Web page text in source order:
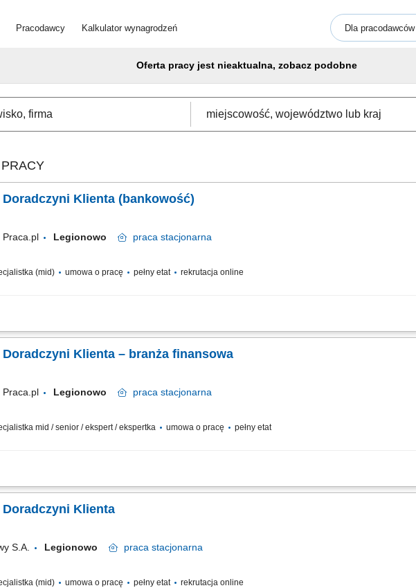
Pracodawcy Kalkulator wynagrodzeń Dla pracodawców
Oferta pracy jest nieaktualna, zobacz podobne
Doradczyni Klienta (bankowość)
Praca.pl Legionowo praca stacjonarna
(mid) umowa o pracę pełny etat rekrutacja online
utrzymywanie dobrych relacji z klientami; realizacja celów sprzedażowych; dbałość o wysoką jakość
Doradczyni Klienta – branża finansowa
Praca.pl Legionowo praca stacjonarna
mid / senior / ekspert / ekspertka umowa o pracę pełny etat
klientów i budowanie z nimi długofalowych relacji. Diagnozowanie potrzeb klientów i
Doradczyni Klienta
S.A. Legionowo praca stacjonarna
(mid) umowa o pracę pełny etat rekrutacja online